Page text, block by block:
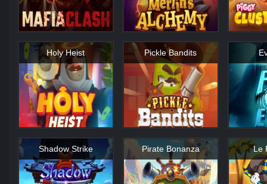
Holy Heist Pickle Bandits
Shadow Strike Pirate Bonanza Le